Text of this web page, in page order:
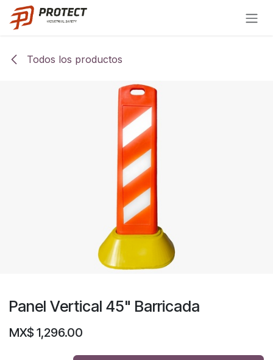
Ir al contenido
Todos los productos
Panel Vertical 45" Barricada
MX$ 1,296.00